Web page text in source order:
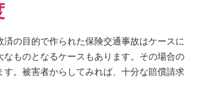
済の目的で作られた保険交通事故はケースに
なものとなるケースもあります。その場合の
す。被害者からしてみれば、十分な賠償請求